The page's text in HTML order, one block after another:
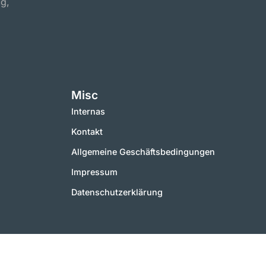
Misc
Internas
Kontakt
Allgemeine Geschäftsbedingungen
Impressum
Datenschutzerklärung